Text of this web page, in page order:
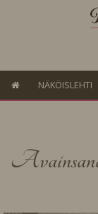
NÄKÖISLEHTI